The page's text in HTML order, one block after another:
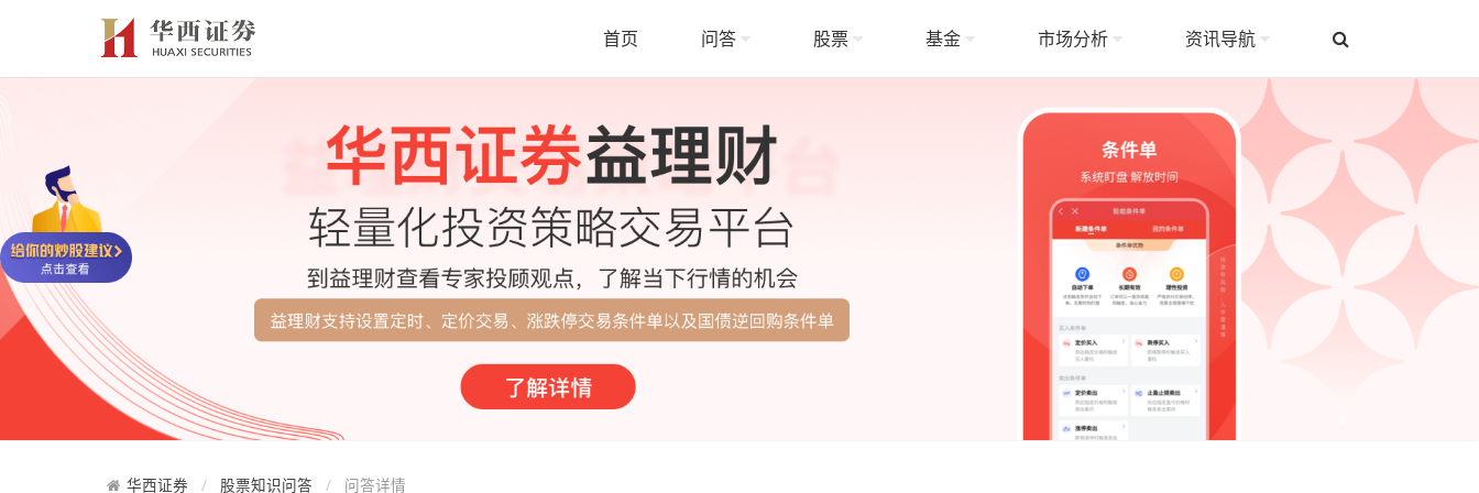
首页 问答 股票 基金 市场分析 资讯导航
华西证券 股票知识问答 问答详情